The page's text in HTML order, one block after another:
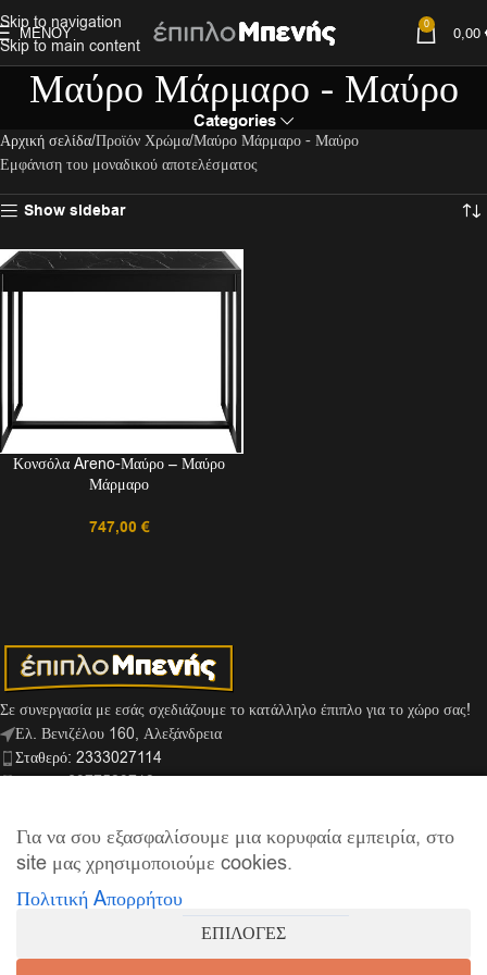
Skip to navigation
Skip to main content
ΜΕΝΟΎ 0 0,00
Μαύρο Μάρμαρο - Μαύρο
Categories
Αρχική σελίδα Προϊόν Χρώμα Μαύρο Μάρμαρο - Μαύρο
Εμφάνιση του μοναδικού αποτελέσματος
Show sidebar
Κονσόλα Areno-Μαύρο – Μαύρο
Μάρμαρο
747,00 €
Σε συνεργασία με εσάς σχεδιάζουμε το κατάλληλο έπιπλο για το χώρο σας!
Ελ. Βενιζέλου 160, Αλεξάνδρεια
Σταθερό: 2333027114
Κινητό: 6977529713
info@mpenis.gr
ΣΎΝΔΕΣΜΟΙ
ΠΛΗΡΟΦΟΡΊΕΣ
Για να σου εξασφαλίσουμε μια κορυφαία εμπειρία, στο
site μας χρησιμοποιούμε cookies.
Πολιτική Aπορρήτου
ΕΠΙΛΟΓΕΣ